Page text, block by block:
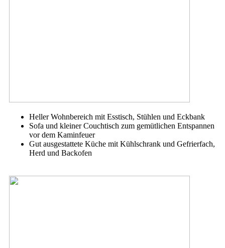
Heller Wohnbereich mit Esstisch, Stühlen und Eckbank
Sofa und kleiner Couchtisch zum gemütlichen Entspannen
vor dem Kaminfeuer
Gut ausgestattete Küche mit Kühlschrank und Gefrierfach,
Herd und Backofen